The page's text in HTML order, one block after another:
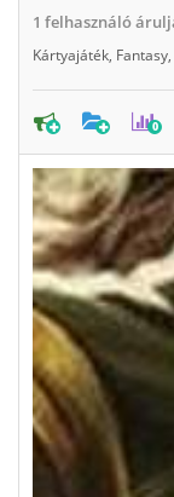
1 felhasználó
Kártyajáték Fantasy
0